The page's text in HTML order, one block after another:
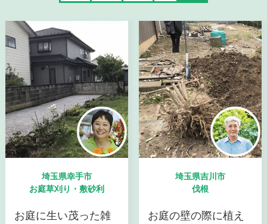
埼玉県幸手市
お庭草刈り・敷砂利
お庭に生い茂った雑
埼玉県吉川市
伐根
お庭の壁の際に植え